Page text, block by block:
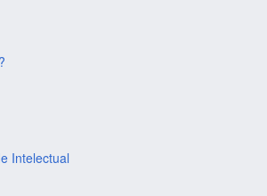
Intelectual